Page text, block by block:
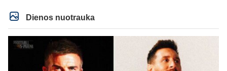
Dienos nuotrauka